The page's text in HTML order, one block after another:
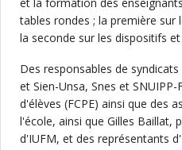
tables rondes ; la première
la seconde sur les dispositifs
Des responsables de
et Sien-Unsa, Snes et
d'élèves (FCPE) ainsi que des
l'école, ainsi que Gilles Baillat,
d'IUFM, et des représentants